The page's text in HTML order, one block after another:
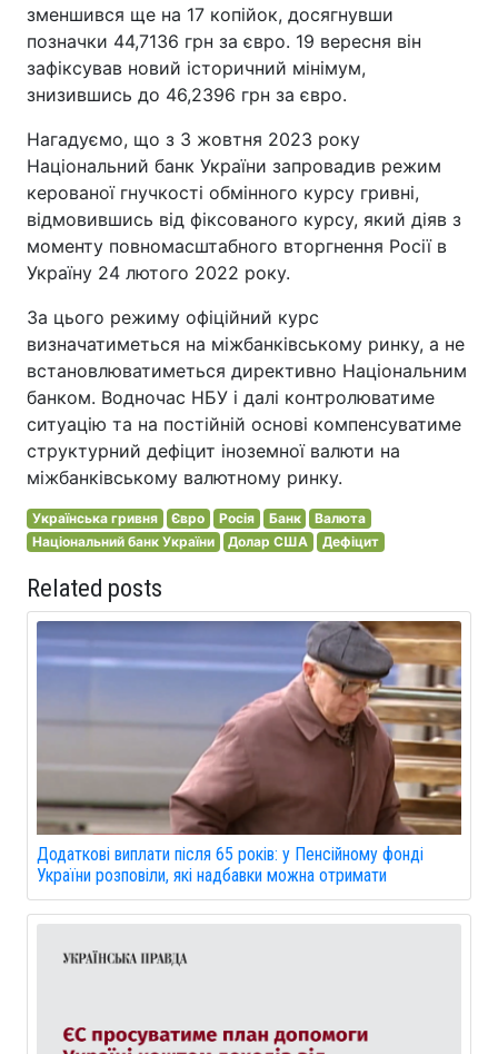
зменшився ще на 17 копійок, досягнувши
позначки 44,7136 грн за євро. 19 вересня він
зафіксував новий історичний мінімум,
знизившись до 46,2396 грн за євро.
Нагадуємо, що з 3 жовтня 2023 року
Національний банк України запровадив режим
керованої гнучкості обмінного курсу гривні,
відмовившись від фіксованого курсу, який діяв з
моменту повномасштабного вторгнення Росії в
Україну 24 лютого 2022 року.
За цього режиму офіційний курс
визначатиметься на міжбанківському ринку, а не
встановлюватиметься директивно Національним
банком. Водночас НБУ і далі контролюватиме
ситуацію та на постійній основі компенсуватиме
структурний дефіцит іноземної валюти на
міжбанківському валютному ринку.
Українська гривня Євро Росія Банк
Валюта
Національний банк України
Долар США Дефіцит
Related posts
Додаткові виплати після 65 років: у Пенсійному фонді
України розповіли, які надбавки можна отримати